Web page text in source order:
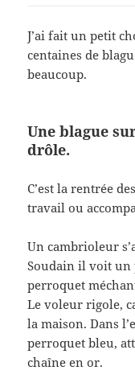
J’ai fait un petit
centaines de
beaucoup.
Une blague
drôle.
C’est la rentrée
travail ou
Un cambrioleur
Soudain il voit
perroquet
Le voleur rigole,
la maison. Dans
perroquet bleu,
chaîne en or.